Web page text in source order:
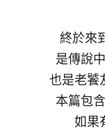
終於來
是傳說
也是老饕
本篇包
如果